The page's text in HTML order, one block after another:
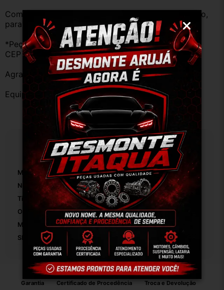
Compare o produto anunciado com o do seu veículo,
para evitar trocas;
*Peças que não tem opção de envio, favor deixar o
CEP na área de perguntas para realizar cotação*
Agradecemos a preferência!
Equipe DESMONTE ARUJÁ.
Especificações
Marca: Volkswagen
Número De Peça:
Tipo De Veículo: Carro/Caminhonete
OEM:
Modelo: Gol G2 97
SKU:
Garantia Certificado de Procedência Troca e Devolução